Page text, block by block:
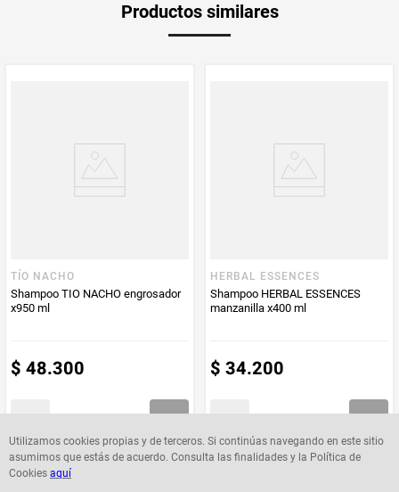
Utilizamos cookies propias y de terceros. Si continúas navegando en este sitio
asumimos que estás de acuerdo. Consulta las finalidades y la Política de
Cookies aquí
Productos similares
TÍO NACHO
Shampoo TIO NACHO engrosador
x950 ml
$ 48.300
HERBAL ESSENCES
Shampoo HERBAL ESSENCES
manzanilla x400 ml
$ 34.200